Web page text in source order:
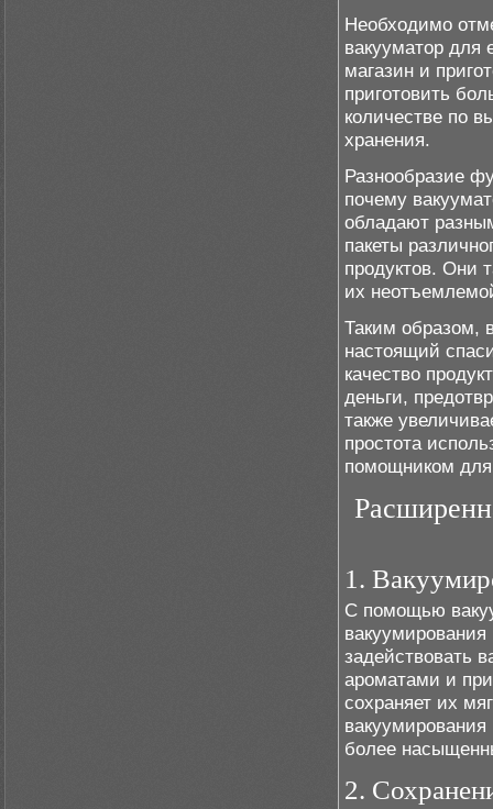
Необходимо
вакууматор для
магазин и
приготовить
количестве по
хранения.
Разнообразие
почему
обладают
пакеты
продуктов. Они
их
Таким образом,
настоящий
качество
деньги,
также
простота
помощником для
1.
С помощью
задействовать
ароматами и
сохраняет их
более
2.